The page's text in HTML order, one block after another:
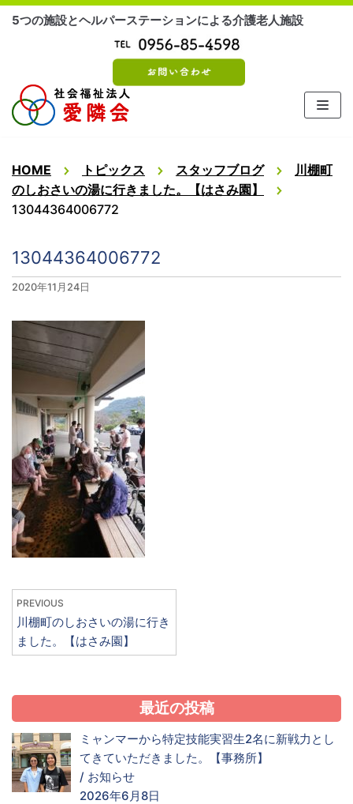
コ
ツ
に
ス
ッ
プ
5つの施設とヘルパーステーションによる介護老人施設
HOME トピックス スタッフブログ
川棚町
のしおさいの湯に行きました。【はさみ園】
13044364006772
13044364006772
2020年11月24日
PREVIOUS
川棚町のしおさいの湯に行き
ました。【はさみ園】
最近の投稿
ミャンマーから特定技能実習生2名に新戦力とし
てきていただきました。【事務所】
/ お知らせ
2026年6月8日